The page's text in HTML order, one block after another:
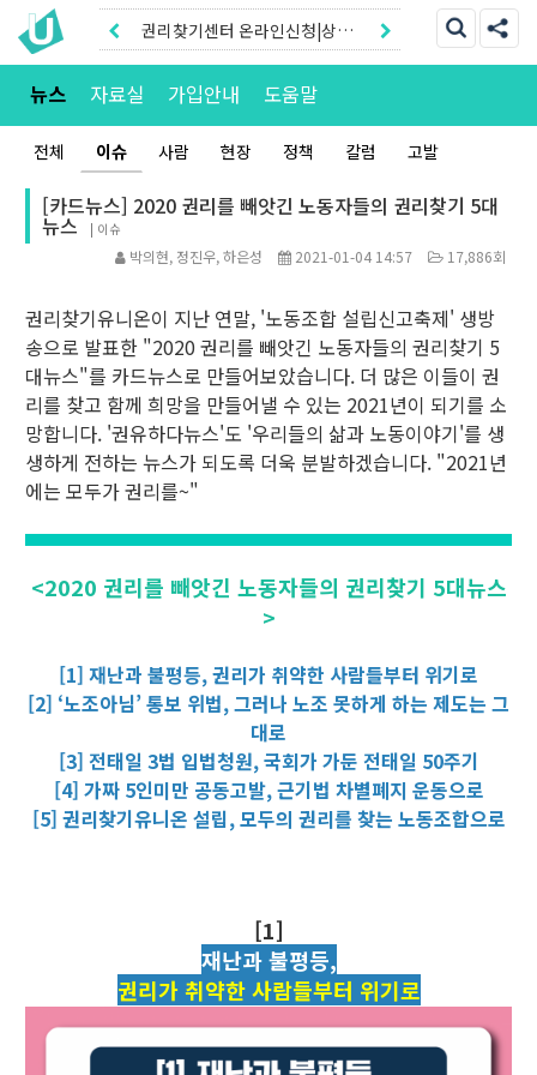
권리찾기센터 온라인신청|상담
톡
권리찾기유니온 조합원|후원안
뉴스 자료실 가입안내 도움말
전체 이슈 사람 현장 정책 칼럼 고발
[카드뉴스] 2020 권리를 빼앗긴 노동자들의 권리찾기 5대
뉴스 | 이슈
박의현, 정진우, 하은성 2021-01-04 14:57 17,886회
권리찾기유니온이 지난 연말, '노동조합 설립신고축제' 생방
송으로 발표한 "2020 권리를 빼앗긴 노동자들의 권리찾기 5
대뉴스"를 카드뉴스로 만들어보았습니다. 더 많은 이들이 권
리를 찾고 함께 희망을 만들어낼 수 있는 2021년이 되기를 소
망합니다. '권유하다뉴스'도 '우리들의 삶과 노동이야기'를 생
생하게 전하는 뉴스가 되도록 더욱 분발하겠습니다. "2021년
에는 모두가 권리를~"
<2020 권리를 빼앗긴 노동자들의 권리찾기 5대뉴스
>
[1] 재난과 불평등, 권리가 취약한 사람들부터 위기로
[2] ‘노조아님’ 통보 위법, 그러나 노조 못하게 하는 제도는 그
대로
[3] 전태일 3법 입법청원, 국회가 가둔 전태일 50주기
[4] 가짜 5인미만 공동고발, 근기법 차별폐지 운동으로
[5] 권리찾기유니온 설립, 모두의 권리를 찾는 노동조합으로
[1]
재난과 불평등,
권리가 취약한 사람들부터 위기로